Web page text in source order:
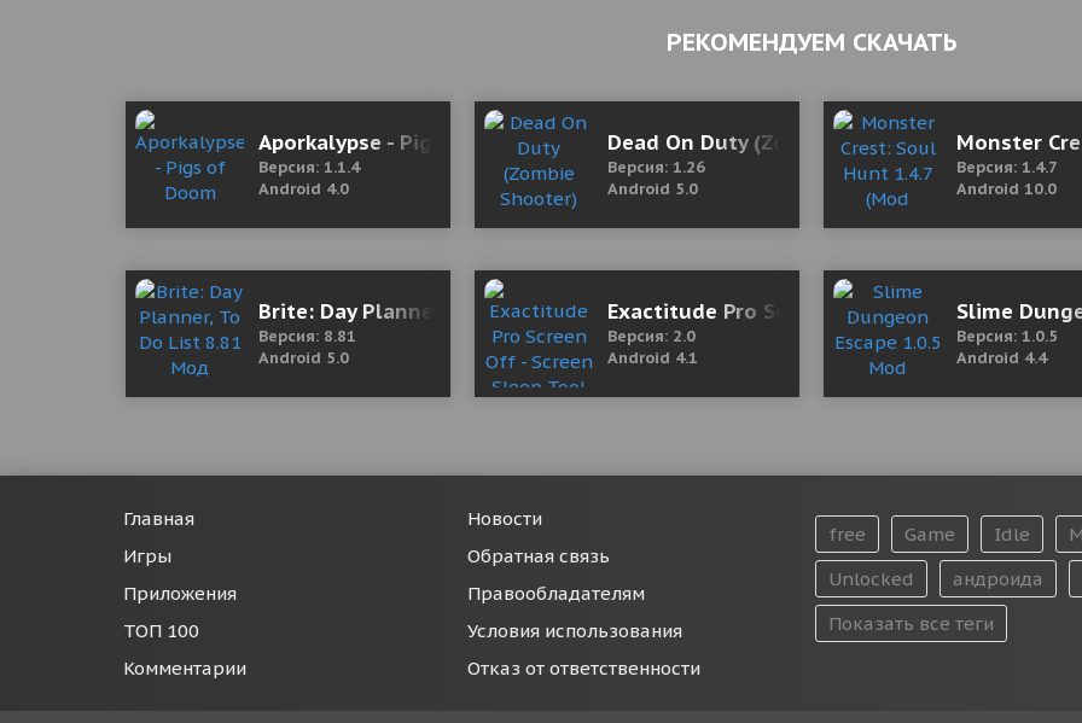
РЕКОМЕНДУЕМ СКАЧАТЬ
Aporkalypse - Pigs of Doom
Версия: 1.1.4
Android 4.0
Dead On Duty (Zombie Shooter) 1.26 (Mod
Версия: 1.26
Android 5.0
Monster
Версия: 1.4.7
Android 10.0
Brite: Day Planner, To Do List 8.81 Мод (полная версия)
Версия: 8.81
Android 5.0
Exactitude Pro Screen Off - Screen Sleep Tool
Версия: 2.0
Android 4.1
Slime
Версия: 1.0.5
Android 4.4
Главная
Игры
Приложения
ТОП 100
Комментарии
Новости
Обратная связь
Правообладателям
Условия использования
Отказ от ответственности
free Game Idle
Unlocked
андроида
Показать все теги